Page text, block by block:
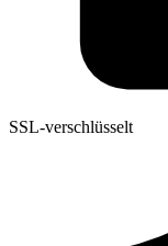
SSL-verschlüsselt